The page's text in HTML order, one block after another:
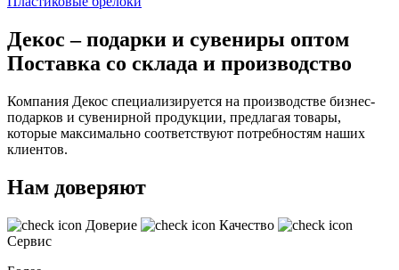
Декос – подарки и сувениры оптом
Поставка со склада и производство
Компания Декос специализируется на производстве бизнес-
подарков и сувенирной продукции, предлагая товары,
которые максимально соответствуют потребностям наших
клиентов.
Нам доверяют
Доверие
Качество
Сервис